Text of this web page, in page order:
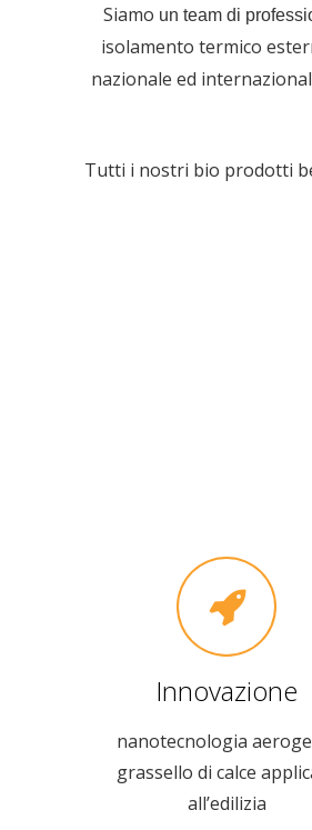
Siamo un team di
isolamento termico
nazionale ed
Tutti i nostri bio prodotti
Innovazione
nanotecnologia
grassello di calce
all’edilizia